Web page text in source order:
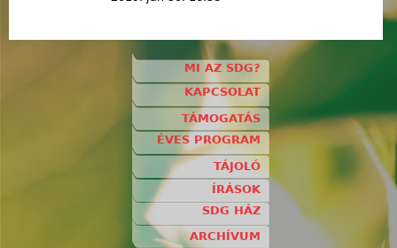
MI AZ SDG?
KAPCSOLAT
TÁMOGATÁS
ÉVES PROGRAM
TÁJOLÓ
ÍRÁSOK
SDG HÁZ
ARCHÍVUM